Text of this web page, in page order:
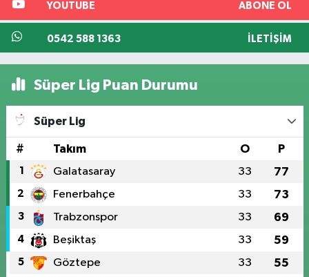
YOUTUBE ABONE OL
0542 588 1363 İLETIŞIM
Süper Lig Puan Durumu
Süper Lig
# Takım O P
1 Galatasaray 33 77
2 Fenerbahçe 33 73
3 Trabzonspor 33 69
4 Beşiktaş 33 59
5 Göztepe 33 55